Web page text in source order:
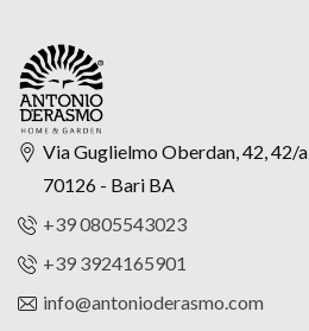
Via Guglielmo Oberdan, 42, 42/a
70126 - Bari BA
+39 0805543023
+39 3924165901
info@antonioderasmo.com